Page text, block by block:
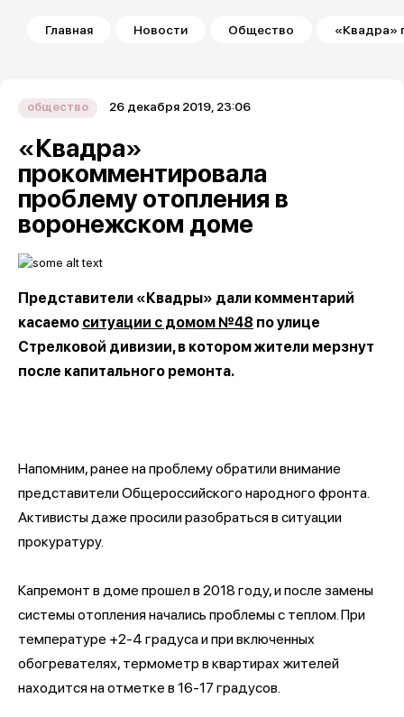
Строка навигации
Главная Новости Общество «Квадра»
общество 26 декабря 2019, 23:06
«Квадра»
прокомментировала
проблему отопления в
воронежском доме
Представители «Квадры» дали комментарий
касаемо ситуации с домом №48 по улице
Стрелковой дивизии, в котором жители мерзнут
после капитального ремонта.
Напомним, ранее на проблему обратили внимание
представители Общероссийского народного фронта.
Активисты даже просили разобраться в ситуации
прокуратуру.
Капремонт в доме прошел в 2018 году, и после замены
системы отопления начались проблемы с теплом. При
температуре +2-4 градуса и при включенных
обогревателях, термометр в квартирах жителей
находится на отметке в 16-17 градусов.